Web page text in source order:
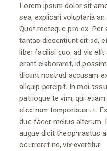
Lorem ipsum dolor sit
sea, explicari voluptaria
Quot recteque pro ex.
tantas dissentiunt sit ad,
liber facilisi quo, ad vis
erant elaboraret, id
dicunt nostrud accusam
aliquip percipit. In mei
patrioque te vim, qui
electram temporibus ut.
duo facer melius alterum.
augue dicit theophrastus
ocurreret ne, vix evertitur.